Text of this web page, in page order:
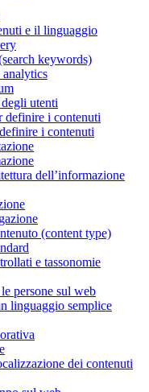
e il linguaggio
keywords)
analytics
utenti
definire i contenuti
i contenuti
dell’informazione
(content type)
e tassonomie
persone sul web
linguaggio semplice
dei contenuti